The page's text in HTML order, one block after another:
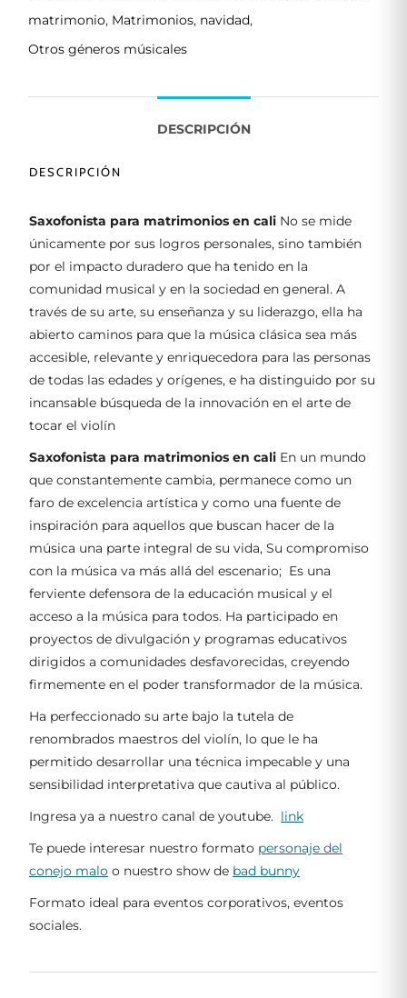
matrimonio, Matrimonios, navidad,
Otros géneros músicales
DESCRIPCIÓN
DESCRIPCIÓN
Saxofonista para matrimonios en cali No se mide
únicamente por sus logros personales, sino también
por el impacto duradero que ha tenido en la
comunidad musical y en la sociedad en general. A
través de su arte, su enseñanza y su liderazgo, ella ha
abierto caminos para que la música clásica sea más
accesible, relevante y enriquecedora para las personas
de todas las edades y orígenes, e ha distinguido por su
incansable búsqueda de la innovación en el arte de
tocar el violín
Saxofonista para matrimonios en cali En un mundo
que constantemente cambia, permanece como un
faro de excelencia artística y como una fuente de
inspiración para aquellos que buscan hacer de la
música una parte integral de su vida, Su compromiso
con la música va más allá del escenario; Es una
ferviente defensora de la educación musical y el
acceso a la música para todos. Ha participado en
proyectos de divulgación y programas educativos
dirigidos a comunidades desfavorecidas, creyendo
firmemente en el poder transformador de la música.
Ha perfeccionado su arte bajo la tutela de
renombrados maestros del violín, lo que le ha
permitido desarrollar una técnica impecable y una
sensibilidad interpretativa que cautiva al público.
Ingresa ya a nuestro canal de youtube. link
Te puede interesar nuestro formato personaje del
conejo malo o nuestro show de bad bunny
Formato ideal para eventos corporativos, eventos
sociales.